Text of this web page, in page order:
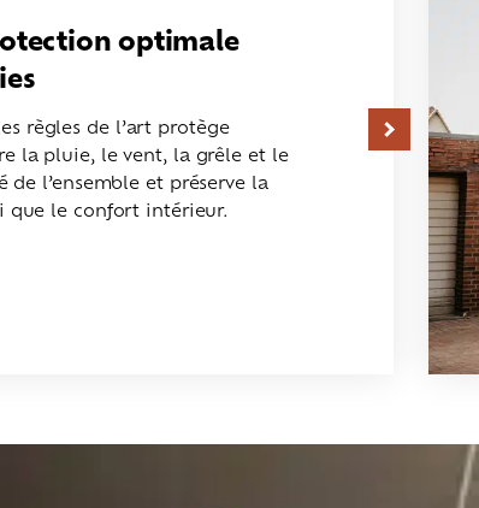
optimale
règles de l’art protège
la pluie, le vent, la grêle et le
de l’ensemble et préserve la
que le confort intérieur.